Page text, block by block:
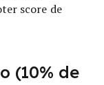
score de
(10% de